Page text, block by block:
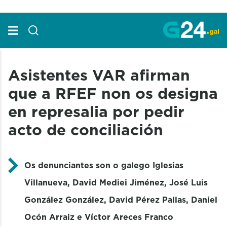
Asistentes VAR afirman
que a RFEF non os designa
en represalia por pedir
acto de conciliación
Os denunciantes son o galego Iglesias
Villanueva, David Mediei Jiménez, José Luis
González González, David Pérez Pallas, Daniel
Ocón Arraiz e Víctor Areces Franco